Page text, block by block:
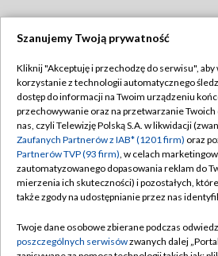
TVP
Abonament TVP
Emisja w TVP
Centrum informacji TVP
Naziemna Telewizja Cyfrowa
Rada Programowa
Regulamin
Polityka
Moje zgody
Pomoc
Kontakt
Szanujemy Twoją prywatność
Kliknij "Akceptuję i przechodzę do serwisu", aby
korzystanie z technologii automatycznego
dostęp do informacji na Twoim urządzeniu
przechowywanie oraz na przetwarzanie
nas, czyli Telewizję Polską S.A. w likwidacji
Zaufanych Partnerów z IAB* (1201 firm) oraz
Partnerów TVP (93 firm), w celach
zautomatyzowanego dopasowania reklam do
mierzenia ich skuteczności) i pozostałych,
także zgody na udostępnianie przez nas
Twoje dane osobowe zbierane podczas
poszczególnych serwisówzwanych dalej